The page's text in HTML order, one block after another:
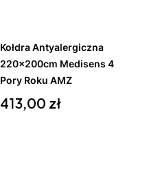
Kołdra Antyalergiczna
220x200cm Medisens 4
Pory Roku AMZ
Cena
413,00 zł